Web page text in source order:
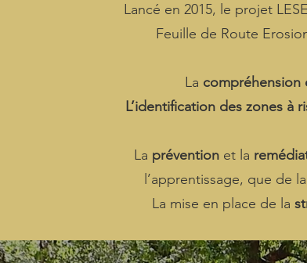
Lancé en 2015, le projet
Feuille de Route
La compréhension
L’identification des zones à
La préventionet la
l’apprentissage, que de
La mise en place de la